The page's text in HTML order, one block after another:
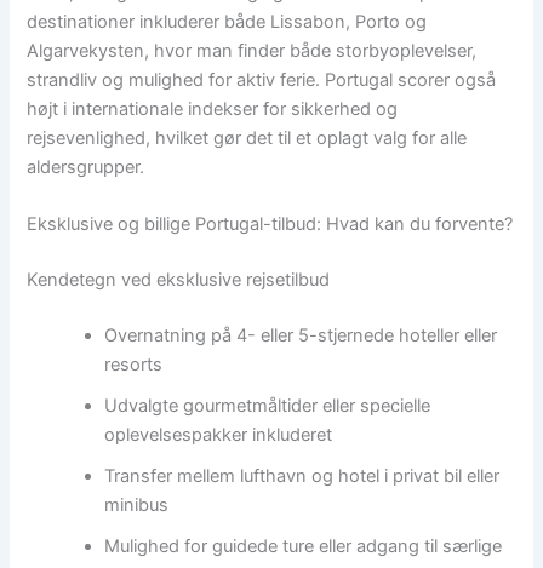
destinationer inkluderer både Lissabon, Porto og
Algarvekysten, hvor man finder både storbyoplevelser,
strandliv og mulighed for aktiv ferie. Portugal scorer også
højt i internationale indekser for sikkerhed og
rejsevenlighed, hvilket gør det til et oplagt valg for alle
aldersgrupper.
Eksklusive og billige Portugal-tilbud: Hvad kan du forvente?
Kendetegn ved eksklusive rejsetilbud
Overnatning på 4- eller 5-stjernede hoteller eller
resorts
Udvalgte gourmetmåltider eller specielle
oplevelsespakker inkluderet
Transfer mellem lufthavn og hotel i privat bil eller
minibus
Mulighed for guidede ture eller adgang til særlige